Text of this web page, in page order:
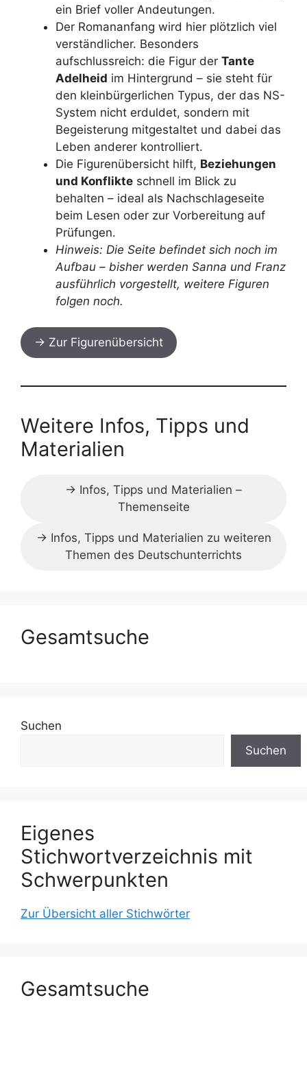
ein Brief voller Andeutungen.
Der Romananfang wird hier plötzlich viel
verständlicher. Besonders
aufschlussreich: die Figur der Tante
Adelheid im Hintergrund – sie steht für
den kleinbürgerlichen Typus, der das NS-
System nicht erduldet, sondern mit
Begeisterung mitgestaltet und dabei das
Leben anderer kontrolliert.
Die Figurenübersicht hilft, Beziehungen
und Konflikte schnell im Blick zu
behalten – ideal als Nachschlageseite
beim Lesen oder zur Vorbereitung auf
Prüfungen.
Hinweis: Die Seite befindet sich noch im
Aufbau – bisher werden Sanna und Franz
ausführlich vorgestellt, weitere Figuren
folgen noch.
→ Zur Figurenübersicht
Weitere Infos, Tipps und
Materialien
→ Infos, Tipps und Materialien –
Themenseite
→ Infos, Tipps und Materialien zu weiteren
Themen des Deutschunterrichts
Gesamtsuche
Suchen
Suchen
Eigenes
Stichwortverzeichnis mit
Schwerpunkten
Zur Übersicht aller Stichwörter
Gesamtsuche